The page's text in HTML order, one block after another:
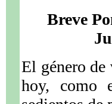
Breve
El género de
hoy, como